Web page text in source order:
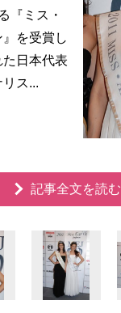
『ミス・
を受賞し
日本代表
ス...
記事全文を読む